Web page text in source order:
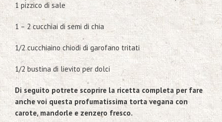
1 pizzico di sale
1 – 2 cucchiai di semi di chia
1/2 cucchiaino chiodi di garofano tritati
1/2 bustina di lievito per dolci
Di seguito potrete scoprire la ricetta completa per fare
anche voi questa profumatissima torta vegana con
carote, mandorle e zenzero fresco.